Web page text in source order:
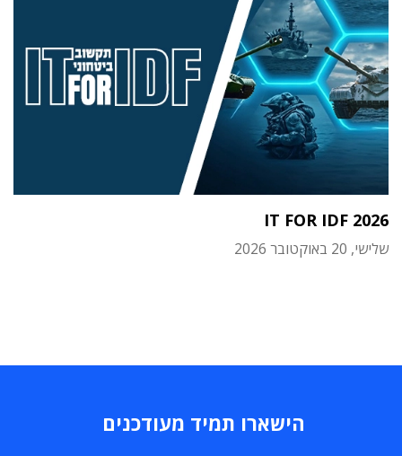
IT FOR IDF 2026
שלישי, 20 באוקטובר 2026
הישארו תמיד מעודכנים